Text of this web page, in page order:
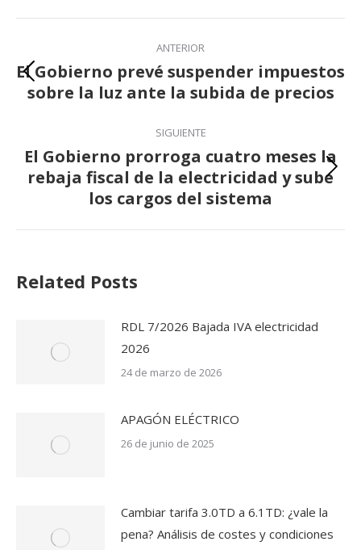
publicaciones
ANTERIOR
Publicación
anterior:
El Gobierno prevé suspender impuestos
sobre la luz ante la subida de precios
SIGUIENTE
Publicación
siguiente:
El Gobierno prorroga cuatro meses la
rebaja fiscal de la electricidad y sube
los cargos del sistema
Related Posts
RDL 7/2026 Bajada IVA electricidad
2026
24 de marzo de 2026
APAGÓN ELÉCTRICO
26 de junio de 2025
Cambiar tarifa 3.0TD a 6.1TD: ¿vale la
pena? Análisis de costes y condiciones